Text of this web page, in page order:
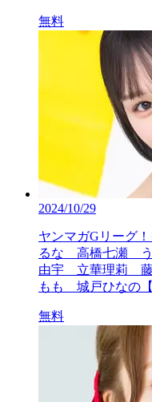
無料
2024/10/29
ヤンマガGリーグ
るな 高橋七瀬
由宇 立華理莉
もも 城戸ひなの【
無料